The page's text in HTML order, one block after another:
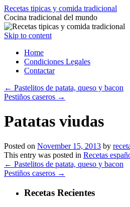
Recetas tipicas y comida tradicional
Cocina tradicional del mundo
Skip to content
Home
Condiciones Legales
Contactar
← Pastelitos de patata, queso y bacon
Pestiños caseros →
Patatas viudas
Posted on November 15, 2013 by
This entry was posted in Recetas
← Pastelitos de patata, queso y bacon
Pestiños caseros →
Recetas Recientes